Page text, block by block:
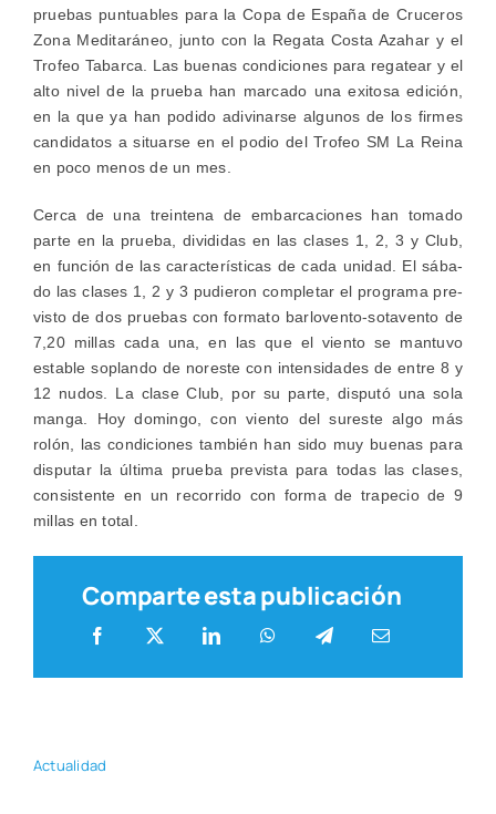
prue­bas pun­tua­bles para la Copa de Espa­ña de Cru­ce­ros
Zona Medi­ta­rá­neo, jun­to con la Rega­ta Cos­ta Azahar y el
Tro­feo Tabar­ca. Las bue­nas con­di­cio­nes para rega­tear y el
alto nivel de la prue­ba han mar­ca­do una exi­to­sa edi­ción,
en la que ya han podi­do adi­vi­nar­se algu­nos de los fir­mes
can­di­da­tos a situar­se en el podio del Tro­feo SM La Rei­na
en poco menos de un mes.
Cer­ca de una trein­te­na de embar­ca­cio­nes han toma­do
par­te en la prue­ba, divi­di­das en las cla­ses 1, 2, 3 y Club,
en fun­ción de las carac­te­rís­ti­cas de cada uni­dad. El sába­
do las cla­ses 1, 2 y 3 pudie­ron com­ple­tar el pro­gra­ma pre­
vis­to de dos prue­bas con for­ma­to bar­­lo­­ve­n­­to-sota­­ve­n­­to de
7,20 millas cada una, en las que el vien­to se man­tu­vo
esta­ble soplan­do de nores­te con inten­si­da­des de entre 8 y
12 nudos. La cla­se Club, por su par­te, dis­pu­tó una sola
man­ga. Hoy domin­go, con vien­to del sur­es­te algo más
rolón, las con­di­cio­nes tam­bién han sido muy bue­nas para
dispu­tar la últi­ma prue­ba pre­vis­ta para todas las cla­ses,
con­sis­ten­te en un reco­rri­do con for­ma de tra­pe­cio de 9
millas en total.
Comparte esta publicación
Actua­li­dad